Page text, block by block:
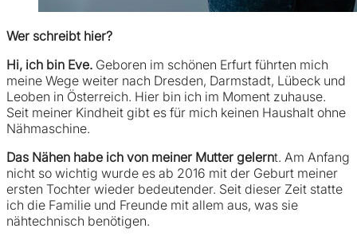
Wer schreibt hier?
Hi, ich bin Eve. Geboren im schönen Erfurt führten mich
meine Wege weiter nach Dresden, Darmstadt, Lübeck und
Leoben in Österreich. Hier bin ich im Moment zuhause.
Seit meiner Kindheit gibt es für mich keinen Haushalt ohne
Nähmaschine.
Das Nähen habe ich von meiner Mutter gelernt. Am Anfang
nicht so wichtig wurde es ab 2016 mit der Geburt meiner
ersten Tochter wieder bedeutender. Seit dieser Zeit statte
ich die Familie und Freunde mit allem aus, was sie
nähtechnisch benötigen.